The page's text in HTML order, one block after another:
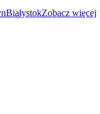
BiałystokZobacz więcej